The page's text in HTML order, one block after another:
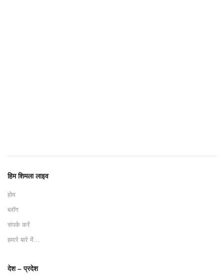
हिम शिमला लाइव
होम
ब्लॉग
संपर्क करें
हमारे बारे में…
देश – प्रदेश